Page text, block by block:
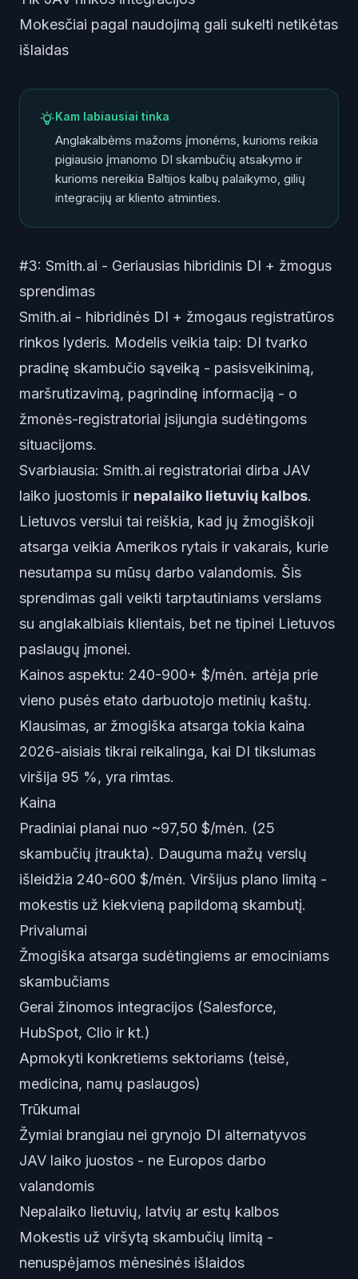
Mokesčiai pagal naudojimą gali sukelti netikėtas
išlaidas
Kam labiausiai tinka
Anglakalbėms mažoms įmonėms, kurioms reikia
pigiausio įmanomo DI skambučių atsakymo ir
kurioms nereikia Baltijos kalbų palaikymo, gilių
integracijų ar kliento atminties.
#3: Smith.ai - Geriausias hibridinis DI + žmogus
sprendimas
Smith.ai - hibridinės DI + žmogaus registratūros
rinkos lyderis. Modelis veikia taip: DI tvarko
pradinę skambučio sąveiką - pasisveikinimą,
maršrutizavimą, pagrindinę informaciją - o
žmonės-registratoriai įsijungia sudėtingoms
situacijoms.
Svarbiausia: Smith.ai registratoriai dirba JAV
laiko juostomis ir nepalaiko lietuvių kalbos.
Lietuvos verslui tai reiškia, kad jų žmogiškoji
atsarga veikia Amerikos rytais ir vakarais, kurie
nesutampa su mūsų darbo valandomis. Šis
sprendimas gali veikti tarptautiniams verslams
su anglakalbiais klientais, bet ne tipinei Lietuvos
paslaugų įmonei.
Kainos aspektu: 240-900+ $/mėn. artėja prie
vieno pusės etato darbuotojo metinių kaštų.
Klausimas, ar žmogiška atsarga tokia kaina
2026-aisiais tikrai reikalinga, kai DI tikslumas
viršija 95 %, yra rimtas.
Kaina
Pradiniai planai nuo ~97,50 $/mėn. (25
skambučių įtraukta). Dauguma mažų verslų
išleidžia 240-600 $/mėn. Viršijus plano limitą -
mokestis už kiekvieną papildomą skambutį.
Privalumai
Žmogiška atsarga sudėtingiems ar emociniams
skambučiams
Gerai žinomos integracijos (Salesforce,
HubSpot, Clio ir kt.)
Apmokyti konkretiems sektoriams (teisė,
medicina, namų paslaugos)
Trūkumai
Žymiai brangiau nei grynojo DI alternatyvos
JAV laiko juostos - ne Europos darbo
valandomis
Nepalaiko lietuvių, latvių ar estų kalbos
Mokestis už viršytą skambučių limitą -
nenuspėjamos mėnesinės išlaidos